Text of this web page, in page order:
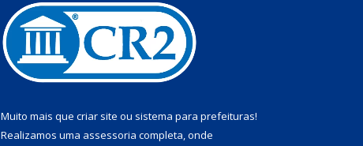
Muito mais que criar site ou sistema para prefeituras!
Realizamos uma assessoria completa, onde